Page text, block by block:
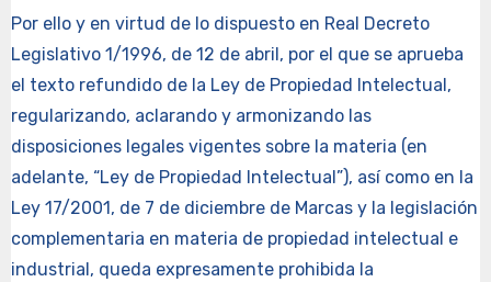
Por ello y en virtud de lo dispuesto en Real Decreto
Legislativo 1/1996, de 12 de abril, por el que se aprueba
el texto refundido de la Ley de Propiedad Intelectual,
regularizando, aclarando y armonizando las
disposiciones legales vigentes sobre la materia (en
adelante, “Ley de Propiedad Intelectual”), así como en la
Ley 17/2001, de 7 de diciembre de Marcas y la legislación
complementaria en materia de propiedad intelectual e
industrial, queda expresamente prohibida la